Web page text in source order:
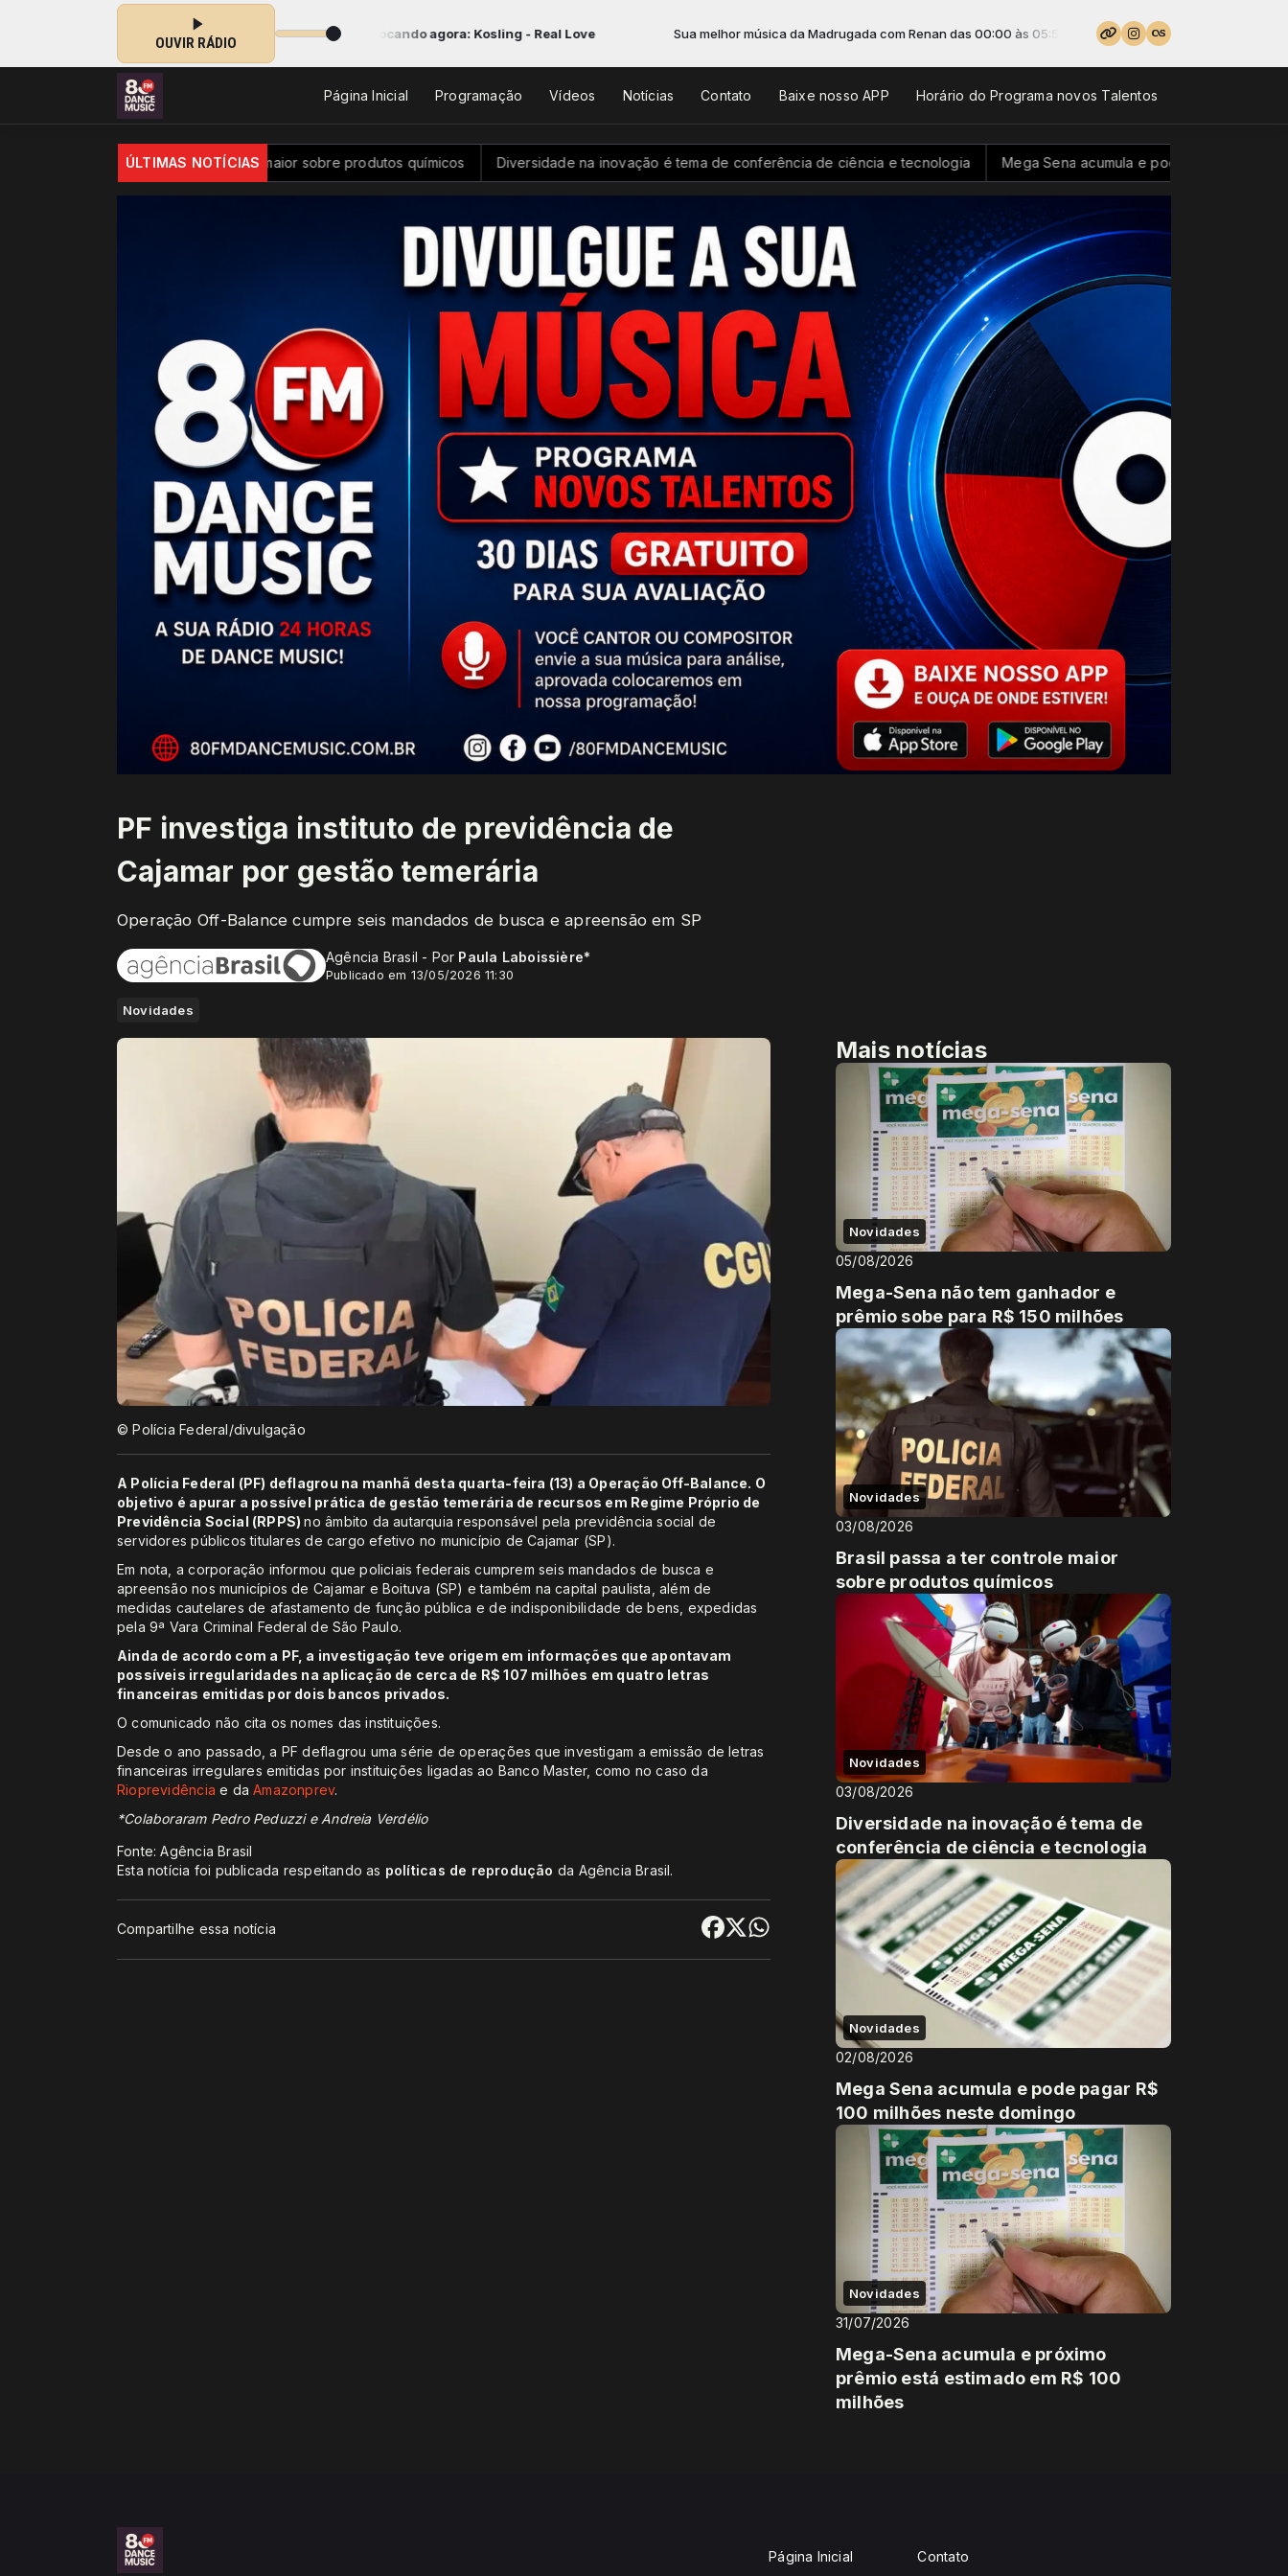
OUVIR RÁDIO
Madrugada com Renan das 00:00 às 05:59 -Tocando agora: Kosling - Real Love Sua melhor música da Madrugada com Renan das 00:00 às 05:59 -Tocando agora: Kosling - Real Love
Página Inicial Programação Vídeos Notícias Contato Baixe nosso APP Horário do Programa novos Talentos
ÚLTIMAS NOTÍCIAS
passa a ter controle maior sobre produtos químicos Diversidade na inovação é tema de conferência de ciência e tecnologia Mega Sena acumula e pode pagar R$ 100 milhões neste
PF investiga instituto de previdência de
Cajamar por gestão temerária
Operação Off-Balance cumpre seis mandados de busca e apreensão em SP
Agência Brasil - Por Paula Laboissière*
Publicado em 13/05/2026 11:30
Novidades
© Polícia Federal/divulgação
A Polícia Federal (PF) deflagrou na manhã desta quarta-feira (13) a Operação Off-Balance. O
objetivo é apurar a possível prática de gestão temerária de recursos em Regime Próprio de
Previdência Social (RPPS)no âmbito da autarquia responsável pela previdência social de
servidores públicos titulares de cargo efetivo no município de Cajamar (SP).
Em nota, a corporação informou que policiais federais cumprem seis mandados de busca e
apreensão nos municípios de Cajamar e Boituva (SP) e também na capital paulista, além de
medidas cautelares de afastamento de função pública e de indisponibilidade de bens, expedidas
pela 9ª Vara Criminal Federal de São Paulo.
Ainda de acordo com a PF, a investigação teve origem em informações que apontavam
possíveis irregularidades na aplicação de cerca de R$ 107 milhões em quatro letras
financeiras emitidas por dois bancos privados.
O comunicado não cita os nomes das instituições.
Desde o ano passado, a PF deflagrou uma série de operações que investigam a emissão de letras
financeiras irregulares emitidas por instituições ligadas ao Banco Master, como no caso da
Rioprevidência e daAmazonprev.
*Colaboraram Pedro Peduzzi e Andreia Verdélio
Fonte: Agência Brasil
Esta notícia foi publicada respeitando as políticas de reprodução da Agência Brasil.
Compartilhe essa notícia
Mais notícias
Novidades
05/08/2026
Mega-Sena não tem ganhador e
prêmio sobe para R$ 150 milhões
Novidades
03/08/2026
Brasil passa a ter controle maior
sobre produtos químicos
Novidades
03/08/2026
Diversidade na inovação é tema de
conferência de ciência e tecnologia
Novidades
02/08/2026
Mega Sena acumula e pode pagar R$
100 milhões neste domingo
Novidades
31/07/2026
Mega-Sena acumula e próximo
prêmio está estimado em R$ 100
milhões
Página Inicial Contato